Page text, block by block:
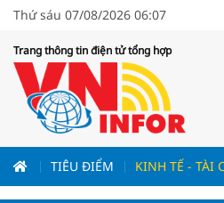
Thứ sáu 07/08/2026 06:07
Trang thông tin điện tử tổng hợp
TIÊU ĐIỂM KINH TẾ - TÀI